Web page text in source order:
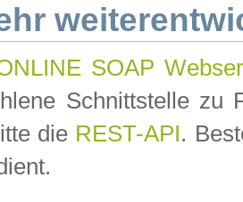
SOAP
Schnittstelle zu
die REST-API.